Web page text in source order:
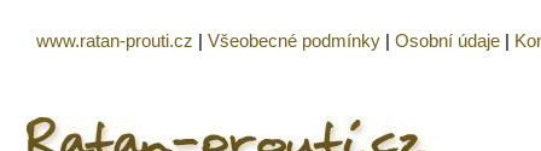
www.ratan-prouti.cz | Všeobecné podmínky | Osobní údaje |